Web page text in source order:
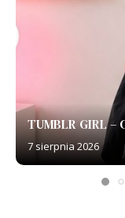
TUMBLR GIRL –
7 sierpnia 2026